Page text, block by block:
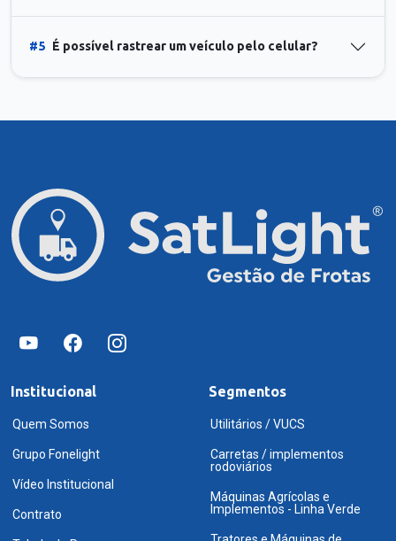
#5 É possível rastrear um veículo pelo celular?
Institucional
Quem Somos
Grupo Fonelight
Vídeo Institucional
Contrato
Segmentos
Utilitários / VUCS
Carretas / implementos
rodoviários
Máquinas Agrícolas e
Implementos - Linha Verde